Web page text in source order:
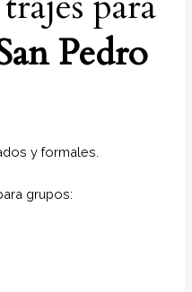
Pedro
y formales.
grupos: